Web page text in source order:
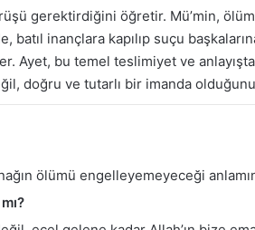
gerektirdiğini öğretir. Mü’min,
inançlara kapılıp suçu
bu temel teslimiyet ve
doğru ve tutarlı bir imanda
ölümü engelleyemeyeceği